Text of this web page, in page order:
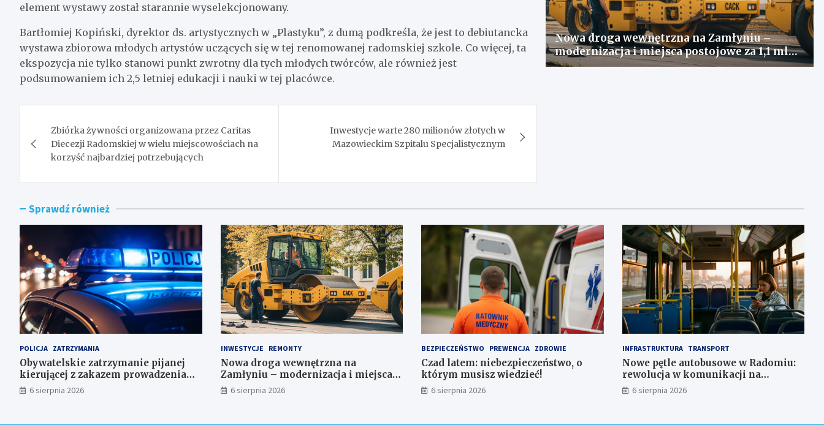
element wystawy został starannie wyselekcjonowany.
Bartłomiej Kopiński, dyrektor ds. artystycznych w „Plastyku”, z dumą podkreśla, że jest to debiutancka
wystawa zbiorowa młodych artystów uczących się w tej renomowanej radomskiej szkole. Co więcej, ta
ekspozycja nie tylko stanowi punkt zwrotny dla tych młodych twórców, ale również jest
podsumowaniem ich 2,5 letniej edukacji i nauki w tej placówce.
wpisu
Zbiórka żywności organizowana przez Caritas
Diecezji Radomskiej w wielu miejscowościach na
korzyść najbardziej potrzebujących
Inwestycje warte 280 milionów złotych w
Mazowieckim Szpitalu Specjalistycznym
Nowa droga wewnętrzna na Zamłyniu –
modernizacja i miejsca postojowe za 1,1 mln
zł
Sprawdź również
POLICJA ZATRZYMANIA
Obywatelskie zatrzymanie pijanej
kierującej z zakazem prowadzenia
auta6 sierpnia 2026
INWESTYCJE REMONTY
Nowa droga wewnętrzna na
Zamłyniu – modernizacja i miejsca
postojowe za 1,1 mln zł
6 sierpnia 2026
BEZPIECZEŃSTWO PREWENCJA ZDROWIE
Czad latem: niebezpieczeństwo, o
którym musisz wiedzieć!
6 sierpnia 2026
INFRASTRUKTURA TRANSPORT
Nowe pętle autobusowe w Radomiu:
rewolucja w komunikacji na
Wośnikach, Pruszakowie i Zamłyniu
6 sierpnia 2026